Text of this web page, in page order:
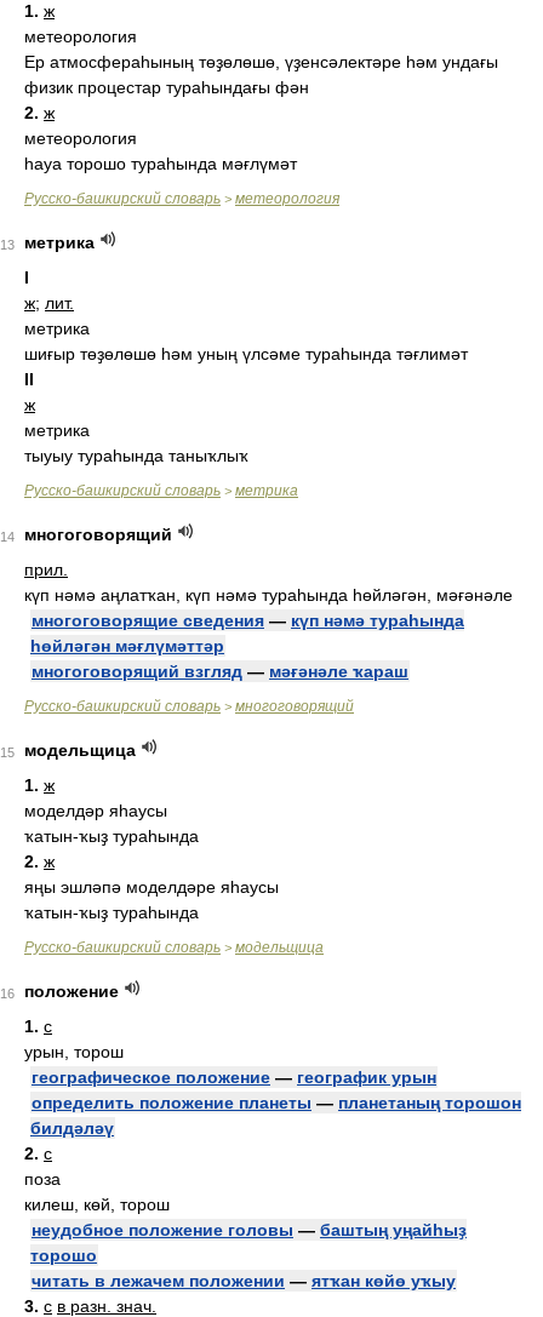
1. ж
метеорология
Ер атмосфераһының төҙөлөшө, үҙенсәлектәре һәм ундағы
физик процестар тураһындағы фән
2. ж
метеорология
һауа торошо тураһында мәғлүмәт
Русско-башкирский словарь > метеорология
13
метрика
I
ж; лит.
метрика
шиғыр төҙөлөшө һәм уның үлсәме тураһында тәғлимәт
II
ж
метрика
тыуыу тураһында таныҡлыҡ
Русско-башкирский словарь > метрика
14
многоговорящий
прил.
күп нәмә аңлатҡан, күп нәмә тураһында һөйләгән, мәғәнәле
многоговорящие сведения — күп нәмә тураһында
һөйләгән мәғлүмәттәр
многоговорящий взгляд — мәғәнәле ҡараш
Русско-башкирский словарь > многоговорящий
15
модельщица
1. ж
моделдәр яһаусы
ҡатын-ҡыҙ тураһында
2. ж
яңы эшләпә моделдәре яһаусы
ҡатын-ҡыҙ тураһында
Русско-башкирский словарь > модельщица
16
положение
1. с
урын, торош
географическое положение — географик урын
определить положение планеты — планетаның торошон
билдәләү
2. с
поза
килеш, көй, торош
неудобное положение головы — баштың уңайһыҙ
торошо
читать в лежачем положении — ятҡан көйө уҡыу
3. с в разн. знач.